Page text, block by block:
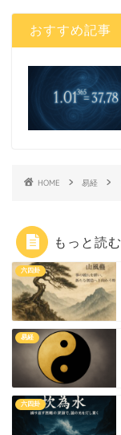
おすすめ記事
HOME 易経
もっと読む
六四卦
易経
六四卦